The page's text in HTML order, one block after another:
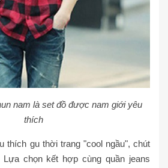
nam là set đồ được nam giới yêu
thích
thích gu thời trang "cool ngầu", chút
chọn kết hợp cùng quần jeans